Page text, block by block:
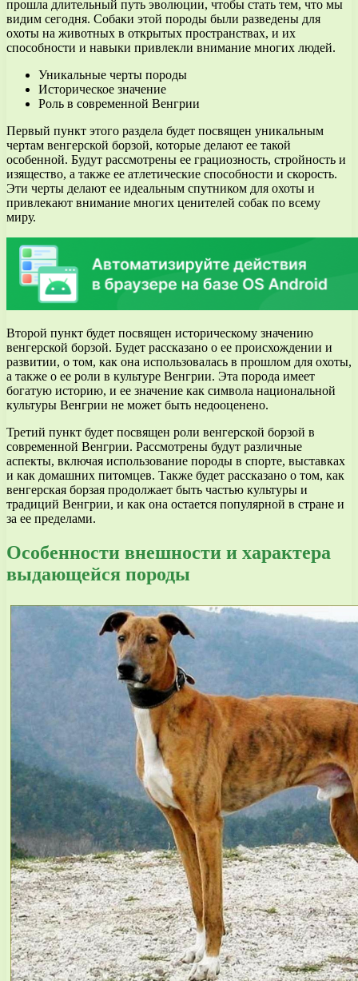
прошла длительный путь эволюции, чтобы стать тем, что мы
видим сегодня. Собаки этой породы были разведены для
охоты на животных в открытых пространствах, и их
способности и навыки привлекли внимание многих людей.
Уникальные черты породы
Историческое значение
Роль в современной Венгрии
Первый пункт этого раздела будет посвящен уникальным
чертам венгерской борзой, которые делают ее такой
особенной. Будут рассмотрены ее грациозность, стройность и
изящество, а также ее атлетические способности и скорость.
Эти черты делают ее идеальным спутником для охоты и
привлекают внимание многих ценителей собак по всему
миру.
Второй пункт будет посвящен историческому значению
венгерской борзой. Будет рассказано о ее происхождении и
развитии, о том, как она использовалась в прошлом для охоты,
а также о ее роли в культуре Венгрии. Эта порода имеет
богатую историю, и ее значение как символа национальной
культуры Венгрии не может быть недооценено.
Третий пункт будет посвящен роли венгерской борзой в
современной Венгрии. Рассмотрены будут различные
аспекты, включая использование породы в спорте, выставках
и как домашних питомцев. Также будет рассказано о том, как
венгерская борзая продолжает быть частью культуры и
традиций Венгрии, и как она остается популярной в стране и
за ее пределами.
Особенности внешности и характера
выдающейся породы